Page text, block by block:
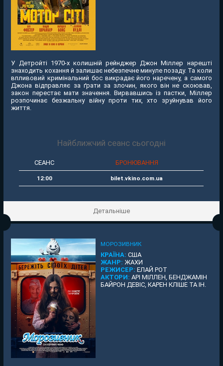
У Детройті 1970-х колишній рейнджер Джон Міллер нарешті
знаходить кохання й залишає небезпечне минуле позаду. Та коли
впливовий кримінальний бос викрадає його наречену, а самого
Джона відправляє за ґрати за злочин, якого він не скоював,
закон перестає мати значення. Вирвавшись із пастки, Міллер
розпочинає безжальну війну проти тих, хто зруйнував його
життя.
Найближчий сеанс сьогодні
СЕАНС БРОНЮВАННЯ
12:00 bilet.vkino.com.ua
Детальніше
МОРОЗИВНИК
КРАЇНА: США
ЖАНР: ЖАХИ
РЕЖИСЕР: ЕЛАЙ РОТ
АКТОРИ: АРІ МІЛЛЕН, БЕНДЖАМІН
БАЙРОН ДЕВІС, КАРЕН КЛІШЕ ТА ІН.